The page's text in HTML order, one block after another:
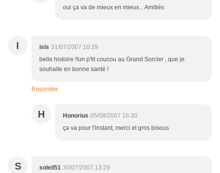
oui ça va de mieux en mieux... Amitiés
I isis 31/07/2007 10:29
belle histoire !!un p'tit coucou au Grand Sorcier , que je
souhaite en bonne santé !
Répondre
H Honorius 05/08/2007 16:30
ça va pour l'instant, merci et gros bisous
S soleil51 30/07/2007 13:29